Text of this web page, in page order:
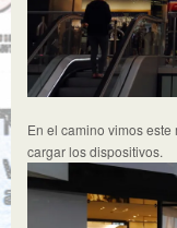
En el camino vimos
cargar los dispositivos.